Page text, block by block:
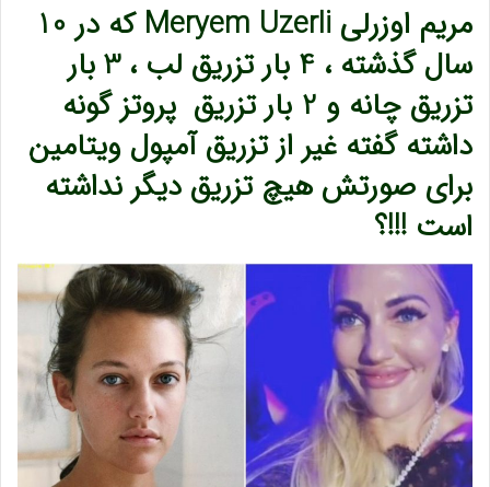
مریم اوزرلی Meryem Uzerli که در 10
سال گذشته ، 4 بار تزریق لب ، 3 بار
تزریق چانه و 2 بار تزریق پروتز گونه
داشته گفته غیر از تزریق آمپول ویتامین
برای صورتش هیچ تزریق دیگر نداشته
است !!!؟